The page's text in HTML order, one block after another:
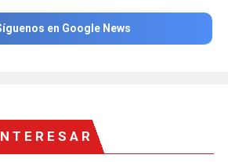
en Google News